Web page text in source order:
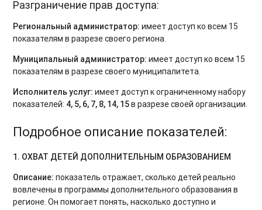
Разграничение прав доступа:
Региональный администратор: имеет доступ ко всем 15
показателям в разрезе своего региона.
Муниципальный администратор: имеет доступ ко всем 15
показателям в разрезе своего муниципалитета.
Исполнитель услуг: имеет доступ к ограниченному набору
показателей: 4, 5, 6, 7, 8, 14, 15в разрезе своей организации.
Подробное описание показателей:
1. ОХВАТ ДЕТЕЙ ДОПОЛНИТЕЛЬНЫМ ОБРАЗОВАНИЕМ
Описание: показатель отражает, сколько детей реально
вовлечены в программы дополнительного образования в
регионе. Он помогает понять, насколько доступно и